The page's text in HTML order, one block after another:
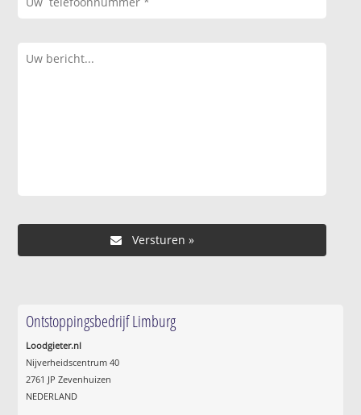
Ontstoppingsbedrijf Limburg
Loodgieter.nl
Nijverheidscentrum 40
2761 JP Zevenhuizen
NEDERLAND